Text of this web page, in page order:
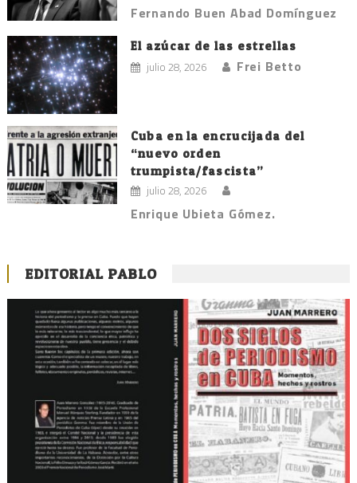
Fernando Buen Abad Domínguez
El azúcar de las estrellas
julio 28, 2026 Frei Betto
Cuba en la encrucijada del
“nuevo orden
trumpista/fascista”
julio 28, 2026
Enrique Ubieta Gómez.
EDITORIAL PABLO